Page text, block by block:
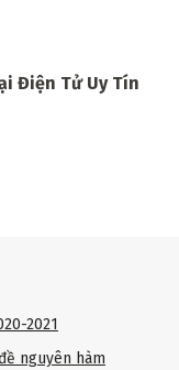
Điện Tử Uy Tín
2021
nguyên hàm